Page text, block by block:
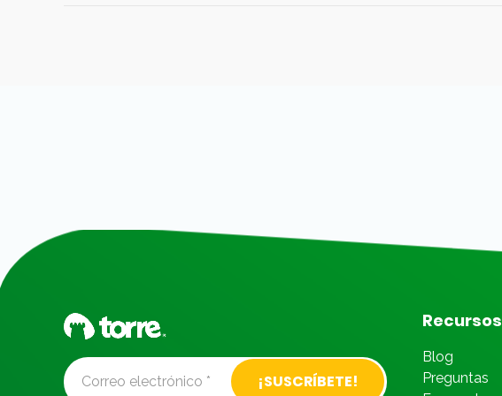
Alternative:
Recursos
Blog
Preguntas